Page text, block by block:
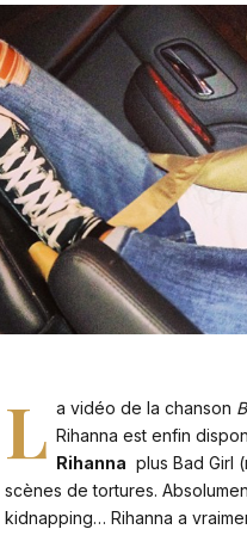
L a vidéo de la chanson
Rihanna est enfin
Rihanna plus Bad Girl
scènes de tortures.
kidnapping… Rihanna a